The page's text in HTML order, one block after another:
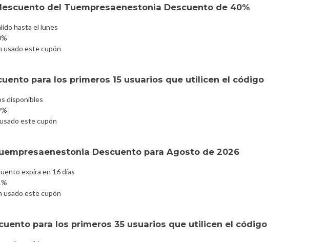
del Tuempresaenestonia Descuento de 40%
hasta el lunes
usado este cupón
para los primeros 15 usuarios que utilicen el código
disponibles
este cupón
Descuento para Agosto de 2026
expira en 16 días
usado este cupón
para los primeros 35 usuarios que utilicen el código